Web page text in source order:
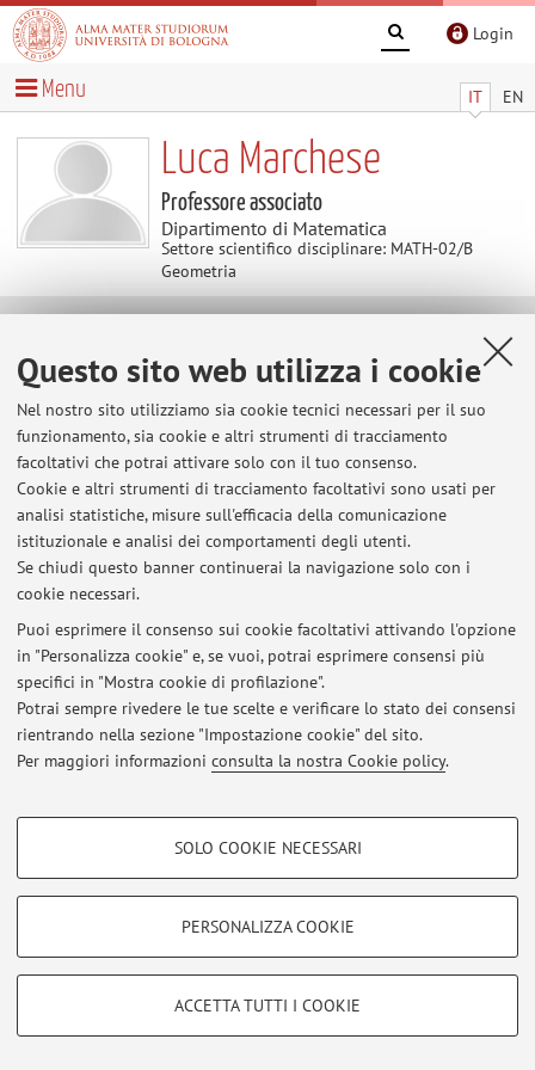
Questo sito web utilizza i cookie
Nel nostro sito utilizziamo sia cookie tecnici necessari per il suo
funzionamento, sia cookie e altri strumenti di tracciamento
facoltativi che potrai attivare solo con il tuo consenso.
Cookie e altri strumenti di tracciamento facoltativi sono usati per
analisi statistiche, misure sull'efficacia della comunicazione
istituzionale e analisi dei comportamenti degli utenti.
Se chiudi questo banner continuerai la navigazione solo con i
cookie necessari.
Puoi esprimere il consenso sui cookie facoltativi attivando l'opzione
in "Personalizza cookie" e, se vuoi, potrai esprimere consensi più
specifici in "Mostra cookie di profilazione".
Potrai sempre rivedere le tue scelte e verificare lo stato dei consensi
rientrando nella sezione "Impostazione cookie" del sito.
Per maggiori informazioni consulta la nostra Cookie policy.
COOKIE DI PROFILAZIONE - FACOLTATIVI
COOKIE TECNICI - NECESSARI
Si tratta di cookie tecnici utilizzati, a titolo esemplificativo, per il corretto
SOLO COOKIE NECESSARI
PERSONALIZZA COOKIE
ACCETTA TUTTI I COOKIE
Login
IT EN
Menu
Luca Marchese
Professore associato
Dipartimento di Matematica
Settore scientifico disciplinare: MATH-02/B
Geometria
Avvisi
Al momento non sono presenti avvisi.
Area riservata
Accedi tramite login per gestire tutti i contenuti del sito.
© 2026 - ALMA MATER STUDIORUM - Università di Bologna - Via
Zamboni, 33 - 40126 Bologna - Partita IVA: 01131710376
Privacy| Note legali |Impostazioni Cookie